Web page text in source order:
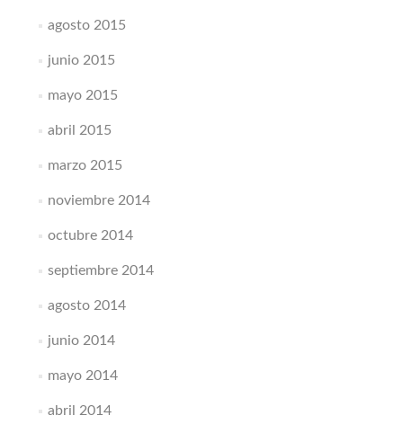
agosto 2015
junio 2015
mayo 2015
abril 2015
marzo 2015
noviembre 2014
octubre 2014
septiembre 2014
agosto 2014
junio 2014
mayo 2014
abril 2014